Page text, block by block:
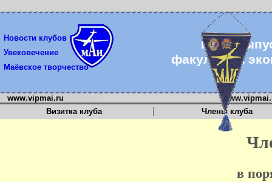
Новости клубов
Увековечение
Маёвское творчество
Клуб
факультета
www.vipmai.ru
Визитка клуба
Члены клуба
в